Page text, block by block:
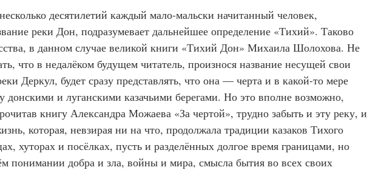
десятилетий каждый мало-мальски начитанный человек,
реки Дон, подразумевает дальнейшее определение «Тихий». Таково
в данном случае великой книги «Тихий Дон» Михаила Шолохова. Не
что в недалёком будущем читатель, произнося название несущей свои
Деркул, будет сразу представлять, что она — черта и в какой-то мере
донскими и луганскими казачьими берегами. Но это вполне возможно,
книгу Александра Можаева «За чертой», трудно забыть и эту реку, и
которая, невзирая ни на что, продолжала традиции казаков Тихого
хуторах и посёлках, пусть и разделённых долгое время границами, но
понимании добра и зла, войны и мира, смысла бытия во всех своих